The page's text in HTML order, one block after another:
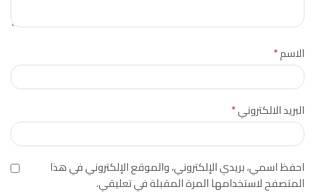
الاسم*
البريد الالكتروني*
احفظ اسمي، بريدي الإلكتروني، والموقع الإلكتروني في هذا
المتصفح لاستخدامها المرة المقبلة في تعليقي.